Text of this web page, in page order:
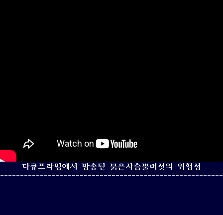
다큐프라임에서 방송된 붉은사슴뿔버섯의 위험성